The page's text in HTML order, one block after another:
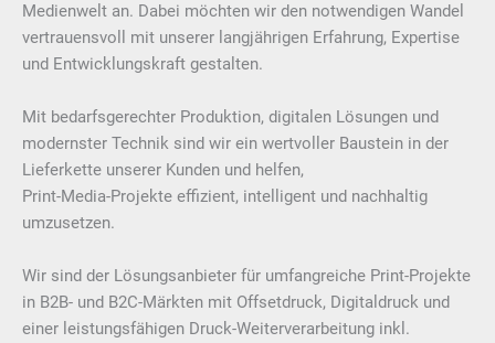
Medienwelt an. Dabei möchten wir den notwendigen Wandel
vertrauensvoll mit unserer langjährigen Erfahrung, Expertise
und Entwicklungskraft gestalten.
Mit bedarfsgerechter Produktion, digitalen Lösungen und
modernster Technik sind wir ein wertvoller Baustein in der
Lieferkette unserer Kunden und helfen,
Print-Media-Projekte effizient, intelligent und nachhaltig
umzusetzen.
Wir sind der Lösungsanbieter für umfangreiche Print-Projekte
in B2B- und B2C-Märkten mit Offsetdruck, Digitaldruck und
einer leistungsfähigen Druck-Weiterverarbeitung inkl.